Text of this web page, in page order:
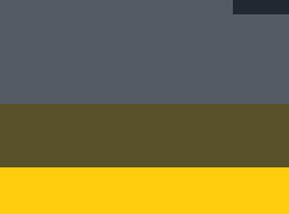
Besuchen Sie uns auf: